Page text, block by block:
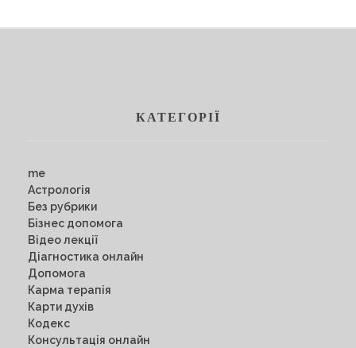
КАТЕГОРІЇ
me
Астрологія
Без рубрики
Бізнес допомога
Відео лекції
Діагностика онлайн
Допомога
Карма терапія
Карти духів
Кодекс
Консультація онлайн